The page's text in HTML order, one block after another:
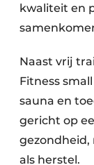
kwaliteit en
Naast vrij
Fitness
sauna en
gericht op
gezondheid,
als herstel.